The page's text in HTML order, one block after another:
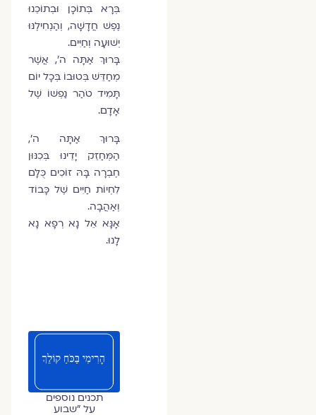
בְּרָא בְּתוֹכָן וּבְתוֹכֵנוּ
נֶפֶשׁ חֲדָשָׁה, וְהַנְחִילֶנּוּ
יְשׁוּעָה וְחַיִּים.
בָּרוּךְ אַתָּה ה', אֲשֶׁר
מְחַדֵּשׁ בְּטוּבוֹ בְּכָל יוֹם
תָּמִיד טֹהַר נַפְשׁוֹ שֶׁל
אָדָם.
בָּרוּךְ אַתָּה ה',
הַמְּחַזֵּק יָדֵינוּ בְּכִנּוּן
חֶבְרָה בָּהּ זוֹכִים כֻּלָּם
לִחְיוֹת חַיִּים שֶׁל כָּבוֹד
וְאַהֲבָה.
אָנָּא אֵל נָא רְפָא נָא
לָנוּ.
תכנים נוספים
על ״שבוע